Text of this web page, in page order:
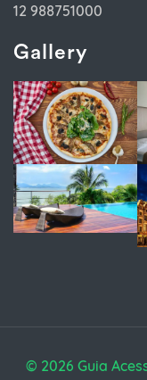
12 988751000
Gallery
© 2026 Guia